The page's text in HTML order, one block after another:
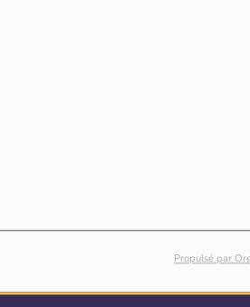
Propulsé par
une erreur.